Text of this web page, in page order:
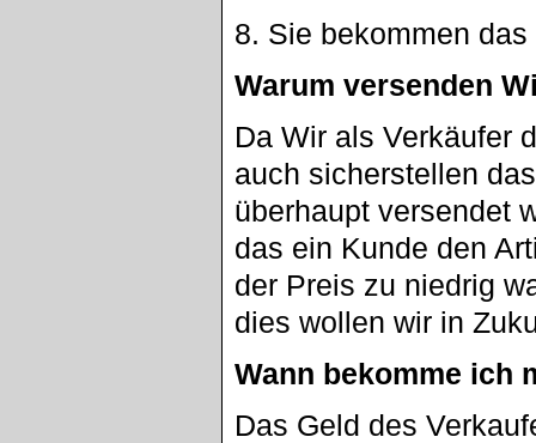
8. Sie bekommen
Warum versenden
Da Wir als Verkäufer
auch sicherstellen
überhaupt versendet
das ein Kunde den
der Preis zu niedrig
dies wollen wir in
Wann bekomme ich
Das Geld des